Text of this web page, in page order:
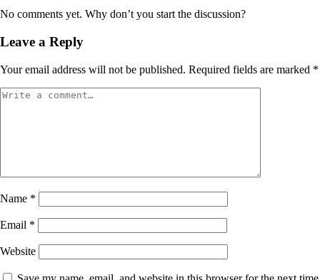
No comments yet. Why don’t you start the discussion?
Leave a Reply
Your email address will not be published. Required fields are marked *
Name *
Email *
Website